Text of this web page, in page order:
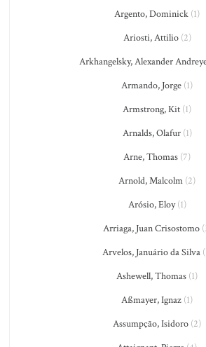
Argento, Dominick (1)
Ariosti, Attilio(2)
Arkhangelsky, Alexander
Armando, Jorge (1)
Armstrong, Kit (1)
Arnalds, Olafur(1)
Arne, Thomas (7)
Arnold, Malcolm (2)
Arósio, Eloy(1)
Arriaga, Juan Crisostomo
Arvelos, Januário da Silva
Ashewell, Thomas (1)
Aßmayer, Ignaz (1)
Assumpção, Isidoro (2)